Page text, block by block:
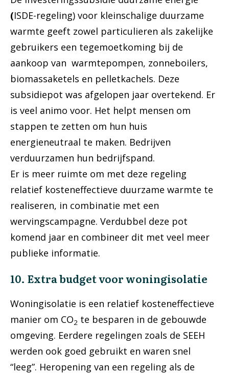
(ISDE-regeling) voor kleinschalige duurzame
warmte geeft zowel particulieren als zakelijke
gebruikers een tegemoetkoming bij de
aankoop van warmtepompen, zonneboilers,
biomassaketels en pelletkachels. Deze
subsidiepot was afgelopen jaar overtekend. Er
is veel animo voor. Het helpt mensen om
stappen te zetten om hun huis
energieneutraal te maken. Bedrijven
verduurzamen hun bedrijfspand.
Er is meer ruimte om met deze regeling
relatief kosteneffectieve duurzame warmte te
realiseren, in combinatie met een
wervingscampagne. Verdubbel deze pot
komend jaar en combineer dit met veel meer
publieke informatie.
10. Extra budget voor woningisolatie
Woningisolatie is een relatief kosteneffectieve
manier om CO2 te besparen in de gebouwde
omgeving. Eerdere regelingen zoals de SEEH
werden ook goed gebruikt en waren snel
“leeg”. Heropening van een regeling als de